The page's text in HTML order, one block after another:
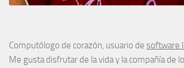
Computólogo de corazón, usuario de software
Me gusta disfrutar de la vida y la compañía de